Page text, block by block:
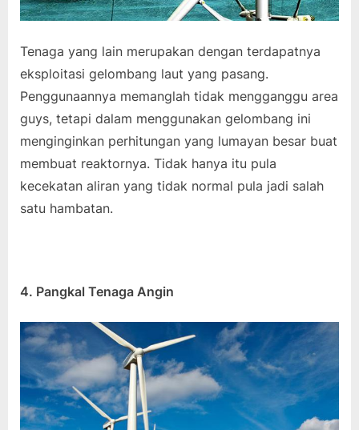
Tenaga yang lain merupakan dengan terdapatnya
eksploitasi gelombang laut yang pasang.
Penggunaannya memanglah tidak mengganggu area
guys, tetapi dalam menggunakan gelombang ini
menginginkan perhitungan yang lumayan besar buat
membuat reaktornya. Tidak hanya itu pula
kecekatan aliran yang tidak normal pula jadi salah
satu hambatan.
4. Pangkal Tenaga Angin